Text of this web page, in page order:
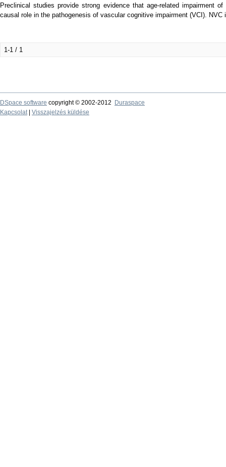
Preclinical studies provide strong evidence that age-related impairment
causal role in the pathogenesis of vascular cognitive impairment (VCI).
1-1 / 1
DSpace software copyright © 2002-2012
Duraspace
Kapcsolat| Visszajelzés küldése